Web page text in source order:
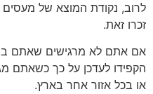
לרוב, נקודת המוצא של מעסים
זכרו זאת.
אם אתם לא מרגישים שאתם
הקפידו לעדכן על כך כשאתם
או בכל אזור אחר בארץ.